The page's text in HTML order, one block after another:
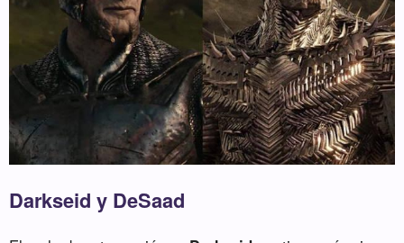
Darkseid y DeSaad